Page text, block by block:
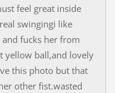
feel great inside
swingingi like
fucks her from
yellow ball,and lovely
this photo but that
other fist.wasted